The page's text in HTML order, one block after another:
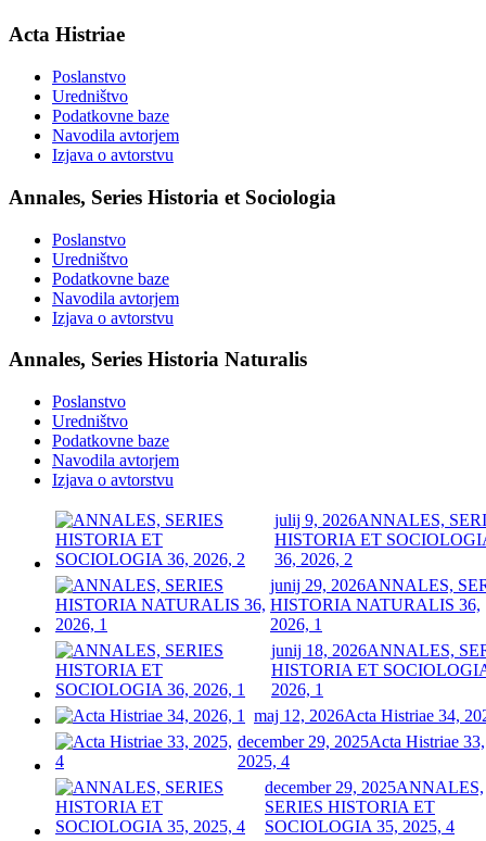
Acta Histriae
Poslanstvo
Uredništvo
Podatkovne baze
Navodila avtorjem
Izjava o avtorstvu
Annales, Series Historia et Sociologia
Poslanstvo
Uredništvo
Podatkovne baze
Navodila avtorjem
Izjava o avtorstvu
Annales, Series Historia Naturalis
Poslanstvo
Uredništvo
Podatkovne baze
Navodila avtorjem
Izjava o avtorstvu
julij 9, 2026ANNALES,
HISTORIA ET
36, 2026, 2
junij 29, 2026ANNALES,
HISTORIA NATURALIS 36,
2026, 1
junij 18, 2026ANNALES,
HISTORIA ET
2026, 1
maj 12, 2026Acta Histriae 34,
december 29, 2025Acta Histriae 33,
2025, 4
december 29, 2025ANNALES,
SERIES HISTORIA ET
SOCIOLOGIA 35, 2025, 4